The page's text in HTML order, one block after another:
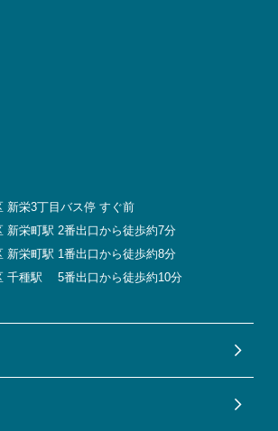
新栄3丁目バス停 すぐ前
新栄町駅 2番出口から徒歩約7分
新栄町駅 1番出口から徒歩約8分
千種駅 5番出口から徒歩約10分